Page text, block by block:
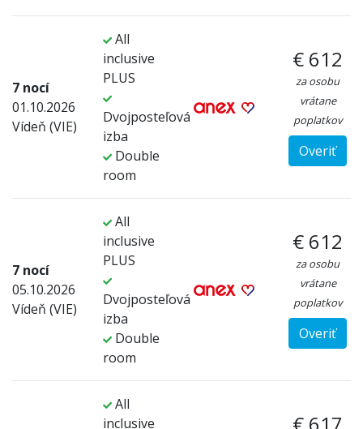
7 nocí
01.10.2026
Vídeň (VIE)
All
inclusive
PLUS
Dvojposteľová
izba
Double
room
€ 612
za osobu
vrátane
poplatkov
Overiť
7 nocí
05.10.2026
Vídeň (VIE)
All
inclusive
PLUS
Dvojposteľová
izba
Double
room
€ 612
za osobu
vrátane
poplatkov
Overiť
All
inclusive